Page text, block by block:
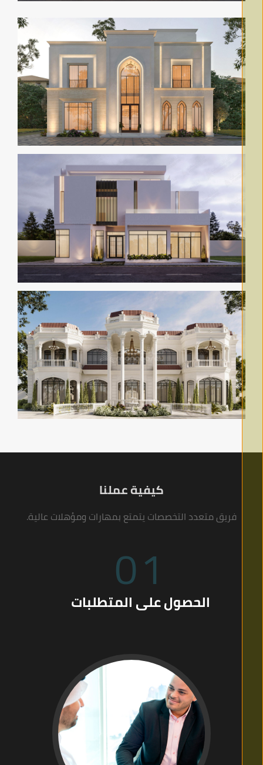
Innovation 014
View 360° Video
Innovation 004
View 360° Video
Innovation 003
View 360° Video
Innovation 005
View 360° Video
كيفية عملنا
فريق متعدد التخصصات يتمتع بمهارات ومؤهلات عالية.
01
الحصول على المتطلبات